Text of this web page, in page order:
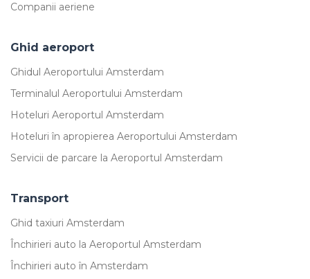
Companii aeriene
Ghid aeroport
Ghidul Aeroportului Amsterdam
Terminalul Aeroportului Amsterdam
Hoteluri Aeroportul Amsterdam
Hoteluri în apropierea Aeroportului Amsterdam
Servicii de parcare la Aeroportul Amsterdam
Transport
Ghid taxiuri Amsterdam
Închirieri auto la Aeroportul Amsterdam
Închirieri auto în Amsterdam